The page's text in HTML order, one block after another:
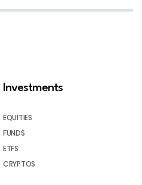
Investments
EQUITIES
FUNDS
ETFS
CRYPTOS